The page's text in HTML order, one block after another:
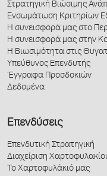
Στρατηγική Βιώσιμης
Ενσωμάτωση Κριτηρίων
Η συνεισφορά μας στο
Η συνεισφορά μας στην
Η Βιωσιμότητα στις
Υπεύθυνος Επενδυτής
Έγγραφα Προσδοκιών
Δεδομένα
Επενδύσεις
Επενδυτική Στρατηγική
Διαχείριση
Το Χαρτοφυλάκιό μας